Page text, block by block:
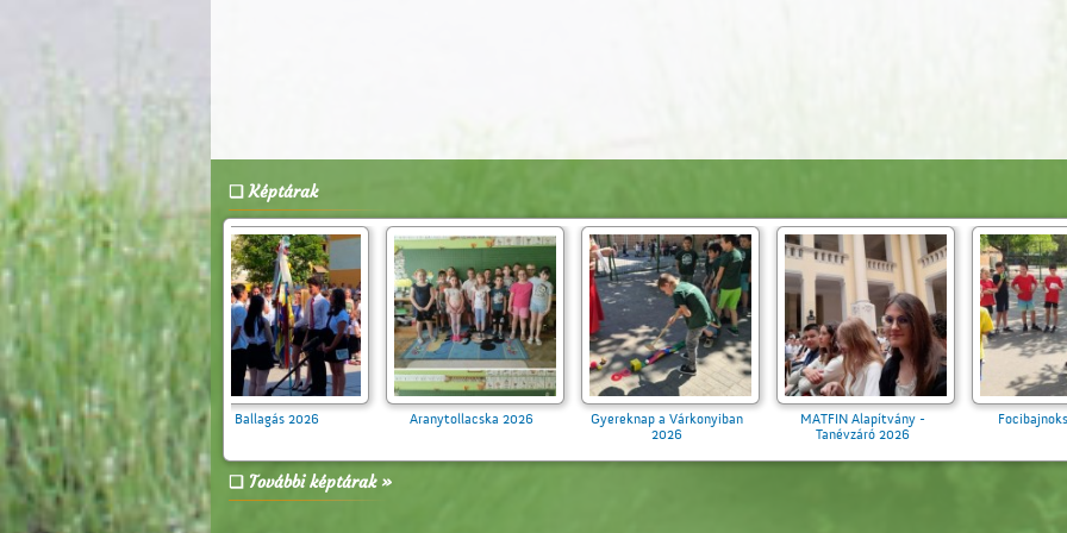
Képtárak
Zebra Suli Program a 4.
Évzáró 2026 Ballagás 2026 Aranytollacska 2026
Gyereknap a
További képtárak »